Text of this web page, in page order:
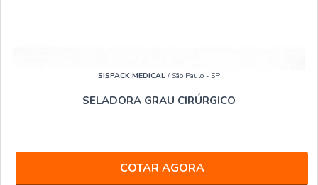
SISPACK MEDICAL / São Paulo - SP
SELADORA GRAU CIRÚRGICO
COTAR AGORA